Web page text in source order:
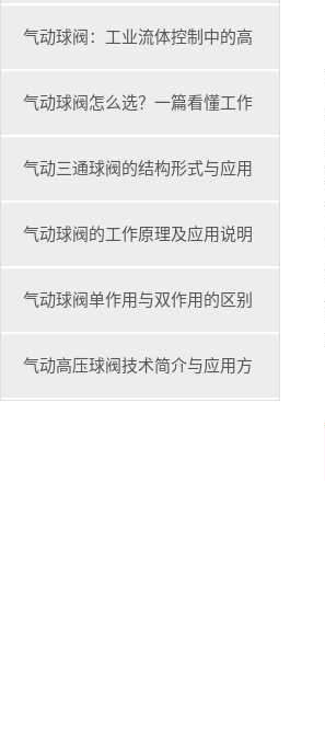
>
的高效流体控制解决方案
>
气动球阀：工业流体控制中的高
效解决方案
>
气动球阀怎么选？一篇看懂工作
原理、选型参数与应用场景
（2026指南）
>
气动三通球阀的结构形式与应用
解析
>
气动球阀的工作原理及应用说明
>
气动球阀单作用与双作用的区别
及选型要点
气动高压球阀技术简介与应用方